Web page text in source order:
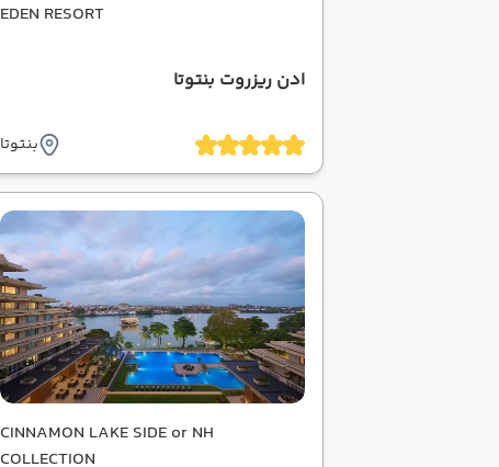
EDEN RESORT
ادن ریزروت بنتوتا
بنتوتا
CINNAMON LAKE SIDE or NH
COLLECTION